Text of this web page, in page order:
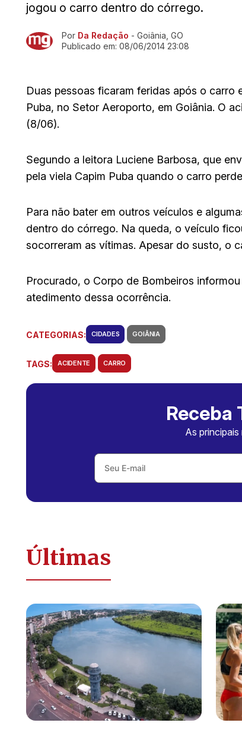
jogou o carro dentro do córrego.
Ir direto pra matéria
Por Da Redação - Goiânia, GO
Publicado em: 08/06/2014 23:08
Duas pessoas ficaram feridas após o
Puba, no Setor Aeroporto, em Goiânia. O
(8/06).
Segundo a leitora Luciene Barbosa, que
pela viela Capim Puba quando o carro
Para não bater em outros veículos e
dentro do córrego. Na queda, o veículo
socorreram as vítimas. Apesar do susto, o
Procurado, o Corpo de Bombeiros
atedimento dessa ocorrência.
CATEGORIAS: CIDADES GOIÂNIA
TAGS: ACIDENTE CARRO
Receba
As
Últimas